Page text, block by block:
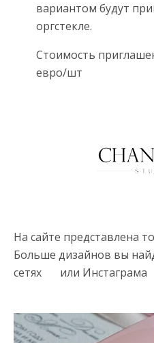
вариантом будут
оргстекле.
Стоимость
евро/шт
На сайте представлена
Больше дизайнов вы
сетях
или Инстаграма